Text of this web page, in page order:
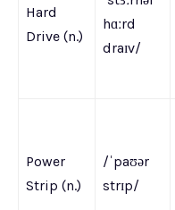
Hard
Drive (n.)
hɑːrd
draɪv/
Power
Strip (n.)
/ˈpaʊər
strɪp/